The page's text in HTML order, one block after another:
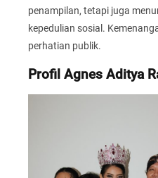
penampilan, tetapi juga
kepedulian sosial.
perhatian publik.
Profil Agnes Aditya